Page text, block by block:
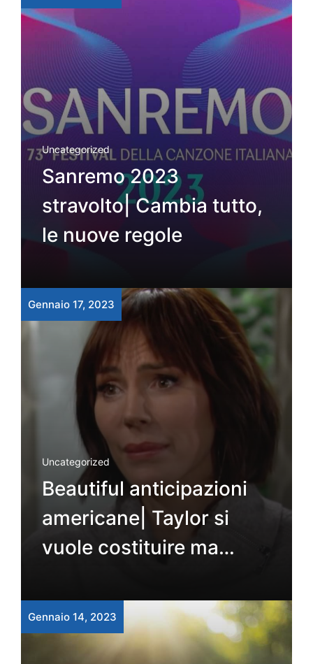
Uncategorized
Sanremo 2023
stravolto| Cambia tutto,
le nuove regole
Gennaio 17, 2023
Uncategorized
Beautiful anticipazioni
americane| Taylor si
vuole costituire ma…
Gennaio 14, 2023